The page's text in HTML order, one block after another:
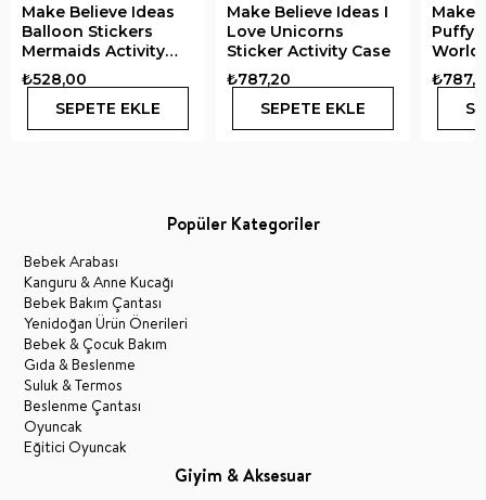
Make Believe Ideas
Balloon Stickers
Mermaids Activity
Book
₺528,00
SEPETE EKLE
Make Believe Ideas I
Love Unicorns
Sticker Activity Case
₺787,20
SEPETE EKLE
Make
Puffy
World
Popüler Kategoriler
Bebek Arabası
Kanguru & Anne Kucağı
Bebek Bakım Çantası
Yenidoğan Ürün Önerileri
Bebek & Çocuk Bakım
Gıda & Beslenme
Suluk & Termos
Beslenme Çantası
Oyuncak
Eğitici Oyuncak
Giyim & Aksesuar